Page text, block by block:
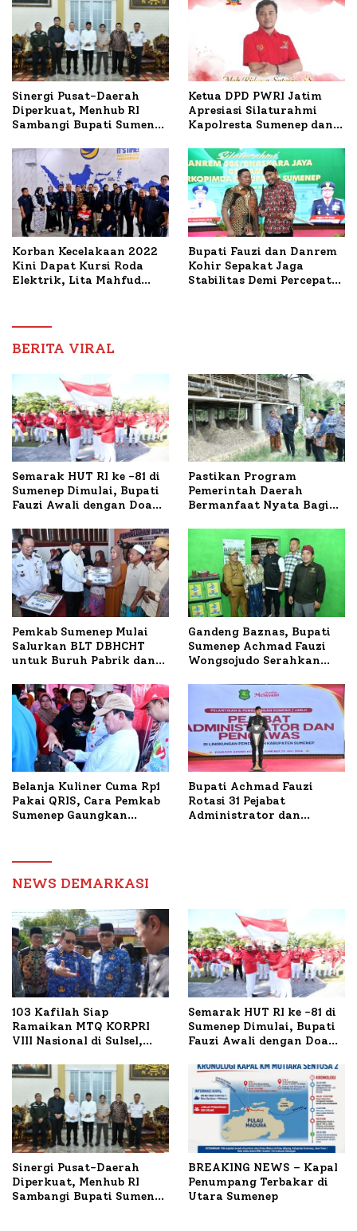
Sinergi Pusat-Daerah
Diperkuat, Menhub RI
Sambangi Bupati Sumenep
Mutiara Sentosa II
Ketua DPD PWRI Jatim
Apresiasi Silaturahmi
Kapolresta Sumenep dan
Ideal Polri-Pers
Korban Kecelakaan 2022
Kini Dapat Kursi Roda
Elektrik, Lita Mahfud
Nabil
Bupati Fauzi dan Danrem
Kohir Sepakat Jaga
Stabilitas Demi Percepat
BERITA VIRAL
Semarak HUT RI ke -81 di
Sumenep Dimulai, Bupati
Fauzi Awali dengan Doa
Terbakar
Pastikan Program
Pemerintah Daerah
Bermanfaat Nyata Bagi
Sumenep Tinjau Langsung
Budidaya Lele dan Ayam
Petelur di Desa Bataal
Timur
Pemkab Sumenep Mulai
Salurkan BLT DBHCHT
untuk Buruh Pabrik dan
Gandeng Baznas, Bupati
Sumenep Achmad Fauzi
Wongsojudo Serahkan
Dua Kecamatan
Belanja Kuliner Cuma Rp1
Pakai QRIS, Cara Pemkab
Sumenep Gaungkan
Bupati Achmad Fauzi
Rotasi 31 Pejabat
Administrator dan
NEWS DEMARKASI
103 Kafilah Siap
Ramaikan MTQ KORPRI
VIII Nasional di Sulsel,
Semarak HUT RI ke -81 di
Sumenep Dimulai, Bupati
Fauzi Awali dengan Doa
Terbakar
Sinergi Pusat-Daerah
Diperkuat, Menhub RI
Sambangi Bupati Sumenep
BREAKING NEWS – Kapal
Penumpang Terbakar di
Utara Sumenep